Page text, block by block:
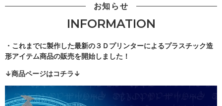
お知らせ
INFORMATION
・これまでに製作した最新の３Ｄプリンターによるプラスチック造
形アイテム商品の販売を開始しました！
↓商品ページはコチラ↓